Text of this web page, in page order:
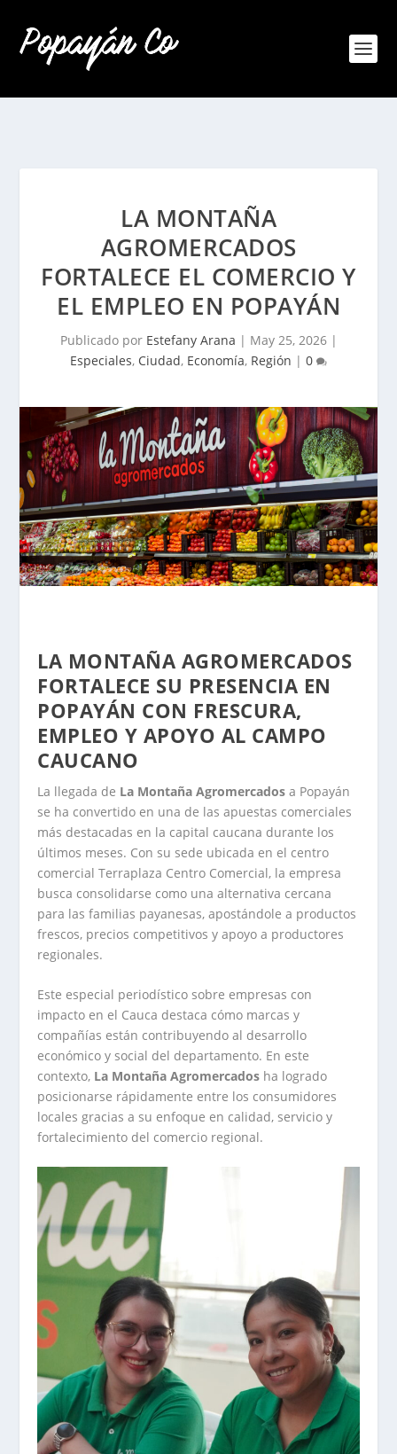
LA MONTAÑA
AGROMERCADOS
FORTALECE EL COMERCIO Y
EL EMPLEO EN POPAYÁN
Publicado por Estefany Arana | May 25, 2026|
Especiales, Ciudad, Economía, Región | 0
LA MONTAÑA AGROMERCADOS
FORTALECE SU PRESENCIA EN
POPAYÁN CON FRESCURA,
EMPLEO Y APOYO AL CAMPO
CAUCANO
La llegada de La Montaña Agromercados a Popayán
se ha convertido en una de las apuestas comerciales
más destacadas en la capital caucana durante los
últimos meses. Con su sede ubicada en el centro
comercial Terraplaza Centro Comercial, la empresa
busca consolidarse como una alternativa cercana
para las familias payanesas, apostándole a productos
frescos, precios competitivos y apoyo a productores
regionales.
Este especial periodístico sobre empresas con
impacto en el Cauca destaca cómo marcas y
compañías están contribuyendo al desarrollo
económico y social del departamento. En este
contexto, La Montaña Agromercados ha logrado
posicionarse rápidamente entre los consumidores
locales gracias a su enfoque en calidad, servicio y
fortalecimiento del comercio regional.